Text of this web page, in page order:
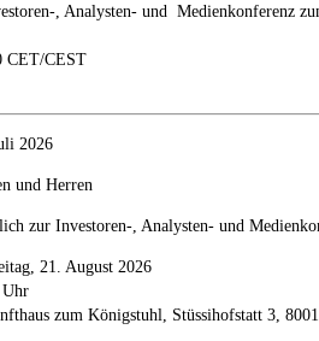
, Analysten- und Medienkonferenz
CET/CEST
2026
und Herren
zur Investoren-, Analysten- und
21. August 2026
Uhr
zum Königstuhl, Stüssihofstatt 3,